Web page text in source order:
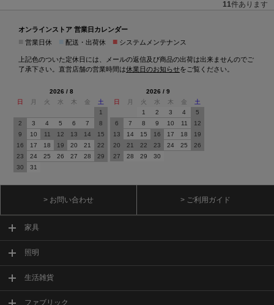
11件あります
オンラインストア 営業日カレンダー
営業日休 配送・出荷休 ■ システムメンテナンス
上記色のついた定休日には、メールの返信及び商品の出荷は出来ませんのでご
了承下さい。直営店舗の営業時間は休業日のお知らせをご覧ください。
2026 / 8
日
月 火 水 木 金
土
1
2
3 4 5 6 7
8
9
10 11 12 13 14
15
16
17 18 19 20 21
22
23
24 25 26 27 28
29
30
31
2026 / 9
日
月 火 水 木 金
土
1
2 3 4
5
6
7 8 9 10 11
12
13
14 15 16 17 18
19
20
21 22 23 24 25
26
27
28 29 30
> お問い合わせ > ご利用ガイド
家具
照明
生活雑貨
ファブリック